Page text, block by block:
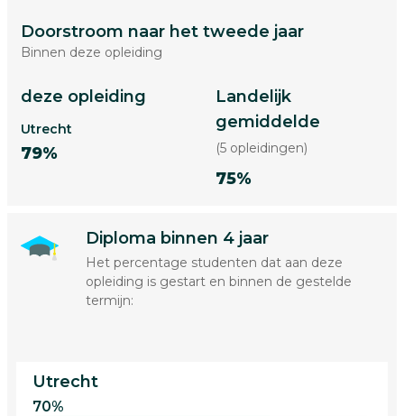
Doorstroom naar het tweede jaar
Binnen deze opleiding
deze opleiding
Utrecht
79%
Landelijk
gemiddelde
(5 opleidingen)
75%
Diploma binnen 4 jaar
Het percentage studenten dat aan deze
opleiding is gestart en binnen de gestelde
termijn:
Utrecht
70%